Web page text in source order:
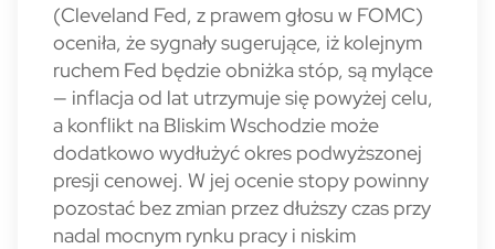
(Cleveland Fed, z prawem głosu w FOMC)
oceniła, że sygnały sugerujące, iż kolejnym
ruchem Fed będzie obniżka stóp, są mylące
— inflacja od lat utrzymuje się powyżej celu,
a konflikt na Bliskim Wschodzie może
dodatkowo wydłużyć okres podwyższonej
presji cenowej. W jej ocenie stopy powinny
pozostać bez zmian przez dłuższy czas przy
nadal mocnym rynku pracy i niskim